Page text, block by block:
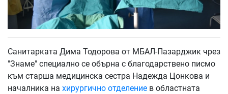
Санитарката Дима Тодорова от МБАЛ-Пазарджик чрез
"Знаме" специално се обърна с благодарствено писмо
към старша медицинска сестра Надежда Цонкова и
началника на хирургично отделение в областната